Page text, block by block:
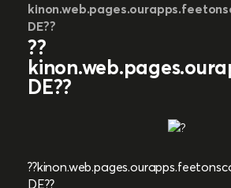
DE??
??
DE??
DE??